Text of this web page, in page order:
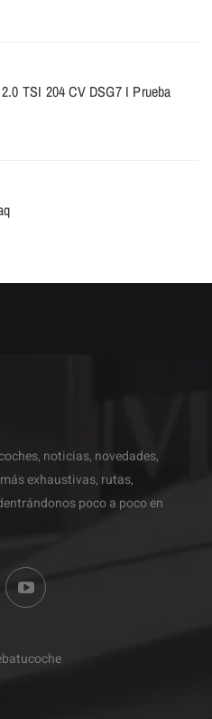
TSI 204 CV DSG7 I Prueba
noticias, novedades,
exhaustivas, rutas,
poco a poco en